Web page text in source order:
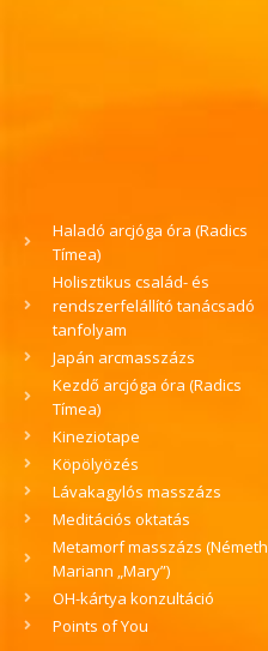
Haladó arcjóga óra (Radics
Tímea)
Holisztikus család- és
rendszerfelállító tanácsadó
tanfolyam
Japán arcmasszázs
Kezdő arcjóga óra (Radics
Tímea)
Kineziotape
Köpölyözés
Lávakagylós masszázs
Meditációs oktatás
Metamorf masszázs (Németh
Mariann „Mary”)
OH-kártya konzultáció
Points of You